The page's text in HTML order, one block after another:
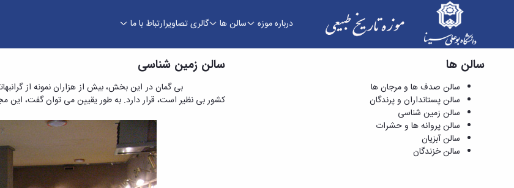
درباره موزه سالن ها گالری تصاویرارتباط با ما
سالن زمین شناسی - موزه تاریخ طبیعی
سالن ها
سالن صدف ها و مرجان ها
سالن پستانداران و پرندگان
سالن زمین شناسی
سالن پروانه ها و حشرات
سالن آبزیان
سالن خزندگان
سالن زمین شناسی
کشور بی نظیر است، قرار دارد. به طور یقیین می توان گفت، این